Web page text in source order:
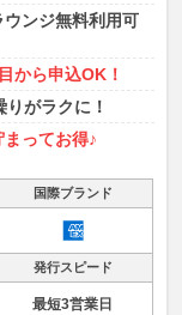
ウンジ無料利用可
から申込OK！
がラクに！
ってお得♪
国際ブランド
発行スピード
最短3営業日